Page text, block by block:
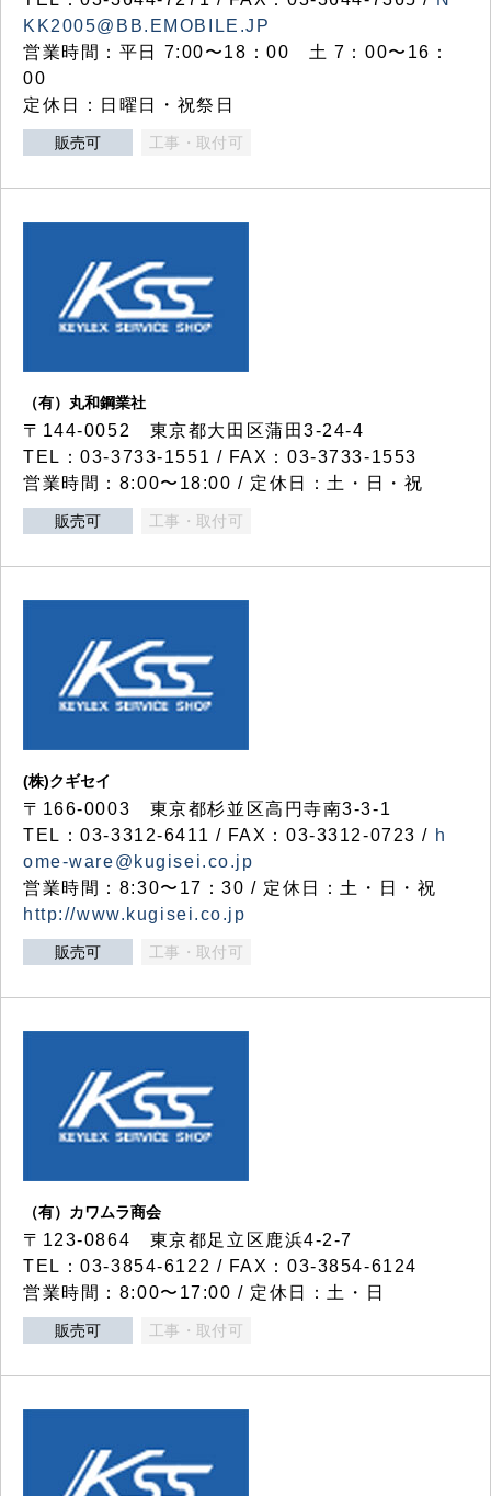
KK2005@BB.EMOBILE.JP
営業時間：平日 7:00〜18：00 土 7：00〜16：
00
定休日：日曜日・祝祭日
販売可 工事・取付可
（有）丸和鋼業社
〒144-0052 東京都大田区蒲田3-24-4
TEL：03-3733-1551 / FAX：03-3733-1553
営業時間：8:00〜18:00 / 定休日：土・日・祝
販売可 工事・取付可
(株)クギセイ
〒166-0003 東京都杉並区高円寺南3-3-1
TEL：03-3312-6411 / FAX：03-3312-0723 / h
ome-ware@kugisei.co.jp
営業時間：8:30〜17：30 / 定休日：土・日・祝
http://www.kugisei.co.jp
販売可 工事・取付可
（有）カワムラ商会
〒123-0864 東京都足立区鹿浜4-2-7
TEL：03-3854-6122 / FAX：03-3854-6124
営業時間：8:00〜17:00 / 定休日：土・日
販売可 工事・取付可